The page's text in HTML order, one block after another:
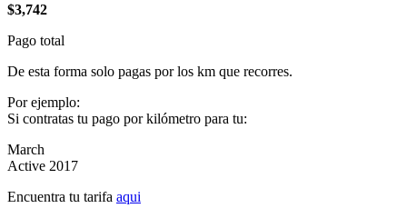
$3,742
Pago total
De esta forma solo pagas por los km que recorres.
Por ejemplo:
Si contratas tu pago por kilómetro para tu:
March
Active 2017
Encuentra tu tarifa aqui